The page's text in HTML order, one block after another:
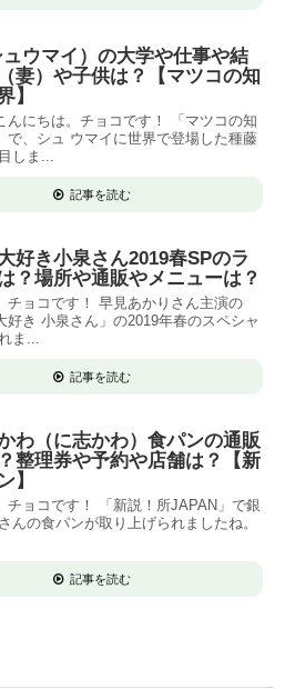
ウマイ）の大学や仕事や結
妻）や子供は？【マツコの知
】
んにちは。チョコです！ 「マツコの知
で、シュ ウマイに世界で登場した種藤
しま...
記事を読む
好き小泉さん2019春SPのラ
？場所や通販やメニューは？
チョコです！ 早見あかりさん主演の
好き 小泉さん」の2019年春のスペシャ
ま...
記事を読む
わ（に志かわ）食パンの通販
整理券や予約や店舗は？【新
】
チョコです！ 「新説！所JAPAN」で銀
んの食パンが取り上げられましたね。
記事を読む